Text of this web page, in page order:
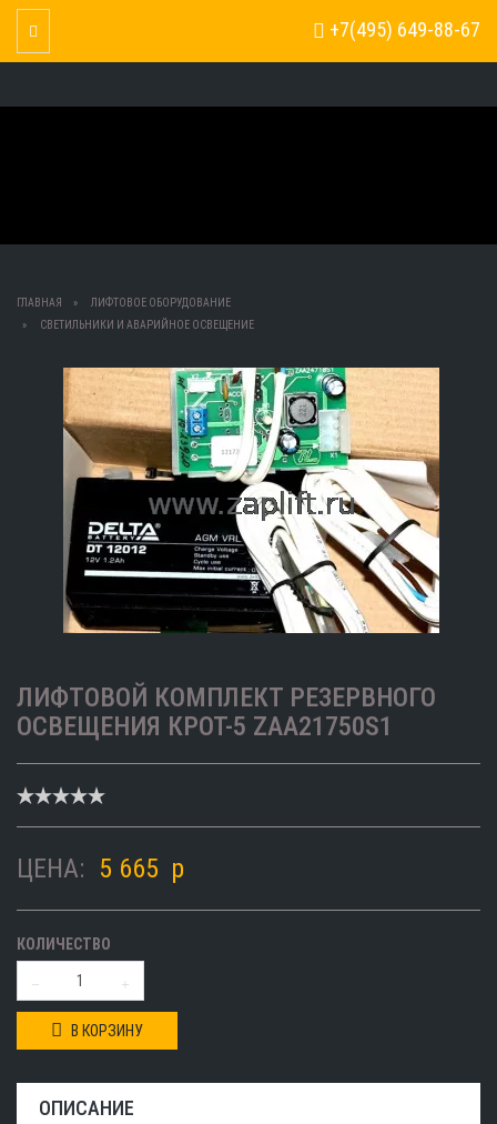
+7(495) 649-88-67
Toggle Navigation
ГЛАВНАЯ
ЛИФТОВОЕ ОБОРУДОВАНИЕ
СВЕТИЛЬНИКИ И АВАРИЙНОЕ ОСВЕЩЕНИЕ
ЛИФТОВОЙ КОМПЛЕКТ РЕЗЕРВНОГО
ОСВЕЩЕНИЯ КРОТ-5 ZAA21750S1
ЦЕНА: 5 665 p
КОЛИЧЕСТВО
В КОРЗИНУ
ОПИСАНИЕ